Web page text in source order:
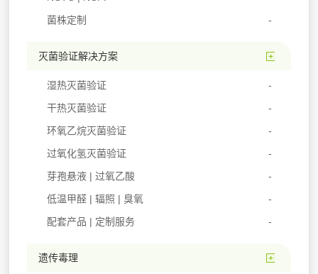
菌株定制
灭菌验证解决方案
湿热灭菌验证
干热灭菌验证
环氧乙烷灭菌验证
过氧化氢灭菌验证
芽孢悬液 | 过氧乙酸
低温甲醛 | 辐照 | 臭氧
配套产品 | 定制服务
遗传毒理